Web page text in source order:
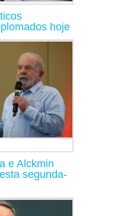
hoje
e Alckmin
segunda-